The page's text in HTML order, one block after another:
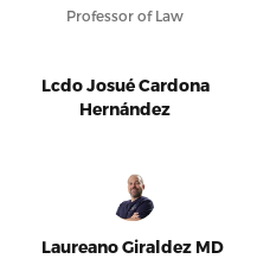
Professor of Law
Lcdo Josué Cardona
Hernández
Laureano Giraldez MD